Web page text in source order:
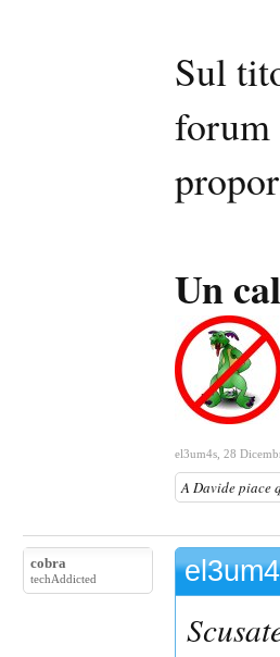
Sul
forum
Un
el3um4s 28
A Davidepiace
cobra
techAddicted